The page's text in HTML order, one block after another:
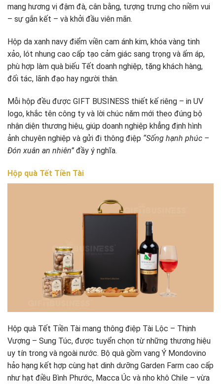
mang hương vị đậm đà, cân bằng, tượng trưng cho niềm vui
– sự gắn kết – và khởi đầu viên mãn.
Hộp da xanh navy điểm viền cam ánh kim, khóa vàng tinh
xảo, lót nhung cao cấp tạo cảm giác sang trọng và ấm áp,
phù hợp làm quà biếu Tết doanh nghiệp, tặng khách hàng,
đối tác, lãnh đạo hay người thân.
Mỗi hộp đều được GIFT BUSINESS thiết kế riêng – in UV
logo, khắc tên công ty và lời chúc năm mới theo đúng bộ
nhận diện thương hiệu, giúp doanh nghiệp khẳng định hình
ảnh chuyên nghiệp và gửi đi thông điệp “Sống hạnh phúc –
Đón xuân an nhiên” đầy ý nghĩa.
Hộp quà Tết Tiền Tài
Hộp quà Tết Tiền Tài mang thông điệp Tài Lộc – Thịnh
Vượng – Sung Túc, được tuyển chọn từ những thương hiệu
uy tín trong và ngoài nước. Bộ quà gồm vang Ý Mondovino
hảo hạng kết hợp cùng hạt dinh dưỡng Garden Farm cao cấp
như hạt điều Bình Phước, Macca Úc và nho khô Chile – vừa